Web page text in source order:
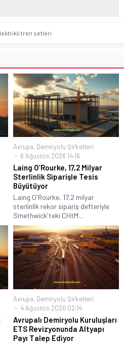
tren setleri
Avrupa, Demiryolu Şirketleri
6 Ağustos 2026 14:16
Laing O’Rourke, 17,2 Milyar
Sterlinlik Siparişle Tesis
Büyütüyor
Laing O'Rourke, 17,2 milyar
sterlinlik rekor sipariş defteriyle
Smethwick'teki CHtM...
Avrupa, Demiryolu Şirketleri
4 Ağustos 2026 02:14
Avrupalı Demiryolu Kuruluşları
ETS Revizyonunda Altyapı
Payı Talep Ediyor